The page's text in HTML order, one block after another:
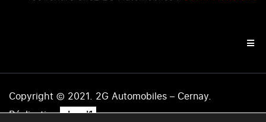
Copyright © 2021. 2G Automobiles – Cernay.
Réalisation .level1